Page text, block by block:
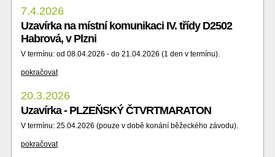
7.4.2026
Uzavírka na místní komunikaci IV. třídy D2502
Habrová, v Plzni
V termínu: od 08.04.2026 - do 21.04.2026 (1 den v termínu).
pokračovat
20.3.2026
Uzavírka - PLZEŇSKÝ ČTVRTMARATON
V termínu: 25.04.2026 (pouze v době konání běžeckého závodu).
pokračovat